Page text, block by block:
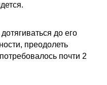
до его
преодолеть
почти 2